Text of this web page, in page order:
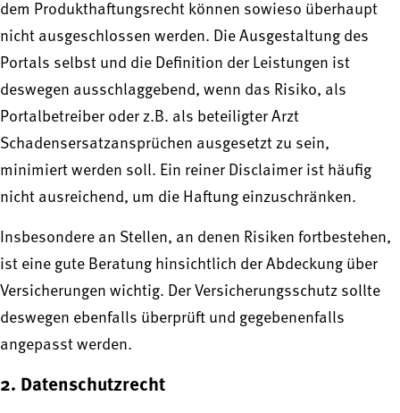
dem Produkthaftungsrecht können sowieso überhaupt
nicht ausgeschlossen werden. Die Ausgestaltung des
Portals selbst und die Definition der Leistungen ist
deswegen ausschlaggebend, wenn das Risiko, als
Portalbetreiber oder z.B. als beteiligter Arzt
Schadensersatzansprüchen ausgesetzt zu sein,
minimiert werden soll. Ein reiner Disclaimer ist häufig
nicht ausreichend, um die Haftung einzuschränken.
Insbesondere an Stellen, an denen Risiken fortbestehen,
ist eine gute Beratung hinsichtlich der Abdeckung über
Versicherungen wichtig. Der Versicherungsschutz sollte
deswegen ebenfalls überprüft und gegebenenfalls
angepasst werden.
2. Datenschutzrecht